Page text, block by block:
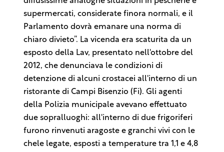
supermercati, considerate finora normali, e il
Parlamento dovrà emanare una norma di
chiaro divieto”. La vicenda era scaturita da un
esposto della Lav, presentato nell'ottobre del
2012, che denunciava le condizioni di
detenzione di alcuni crostacei all'interno di un
ristorante di Campi Bisenzio (Fi). Gli agenti
della Polizia municipale avevano effettuato
due sopralluoghi: all'interno di due frigoriferi
furono rinvenuti aragoste e granchi vivi con le
chele legate, esposti a temperature tra 1,1 e 4,8